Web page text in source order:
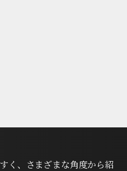
く、さまざまな角度から紹